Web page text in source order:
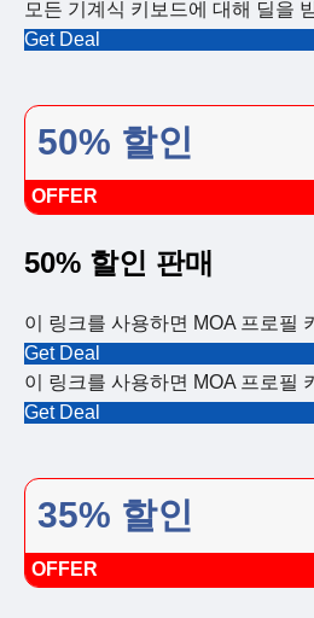
모든 기계식 키보드에 대해 딜을
Get Deal
50% 할인
OFFER
50% 할인 판매
이 링크를 사용하면 MOA 프로필
Get Deal
이 링크를 사용하면 MOA 프로필
Get Deal
35% 할인
OFFER